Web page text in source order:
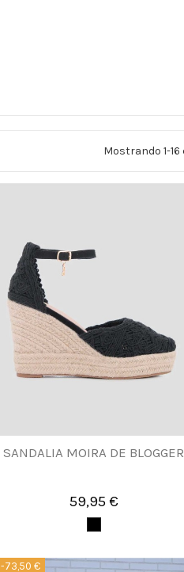
Mostrando 1-
SANDALIA MOIRA DE BLOGGER
59,95 €
-73,50 €